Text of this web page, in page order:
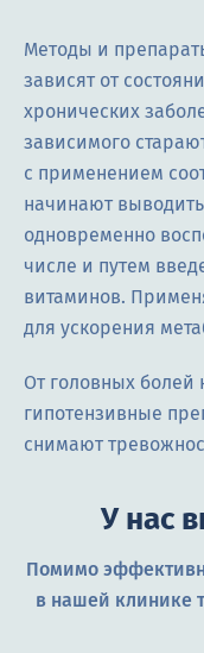
Методы и
зависят от
хронических
зависимого
с применением
начинают
одновременно
числе и путем
витаминов.
для ускорения
От головных болей
гипотензивные
снимают
У нас
Помимо
в нашей клинике